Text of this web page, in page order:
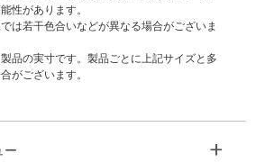
性があります。
は若干色合いなどが異なる場合がございま
品の実寸です。製品ごとに上記サイズと多
がございます。
ー +